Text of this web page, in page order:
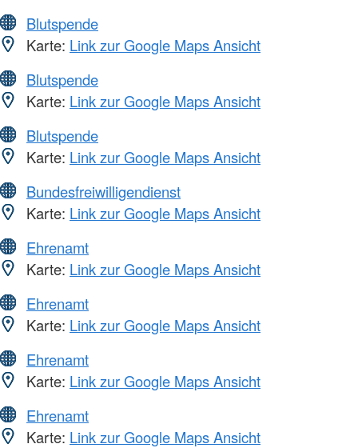
Blutspende
Karte: Link zur Google Maps Ansicht
Blutspende
Karte: Link zur Google Maps Ansicht
Blutspende
Karte: Link zur Google Maps Ansicht
Bundesfreiwilligendienst
Karte: Link zur Google Maps Ansicht
Ehrenamt
Karte: Link zur Google Maps Ansicht
Ehrenamt
Karte: Link zur Google Maps Ansicht
Ehrenamt
Karte: Link zur Google Maps Ansicht
Ehrenamt
Karte: Link zur Google Maps Ansicht